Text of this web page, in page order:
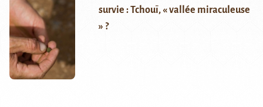
survie : Tchouï, « vallée miraculeuse
» ?